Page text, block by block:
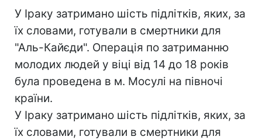
У Іраку затримано шість підлітків, яких, за
їх словами, готували в смертники для
"Аль-Кайєди". Операція по затриманню
молодих людей у віці від 14 до 18 років
була проведена в м. Мосулі на півночі
країни.
У Іраку затримано шість підлітків, яких, за
їх словами, готували в смертники для